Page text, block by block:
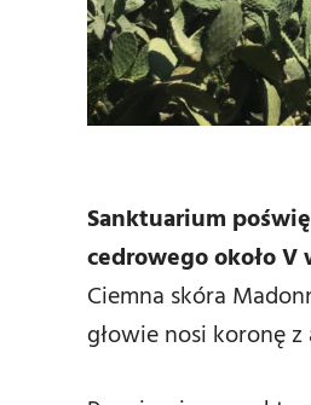
Sanktuarium
cedrowego około
Ciemna skóra
głowie nosi koronę